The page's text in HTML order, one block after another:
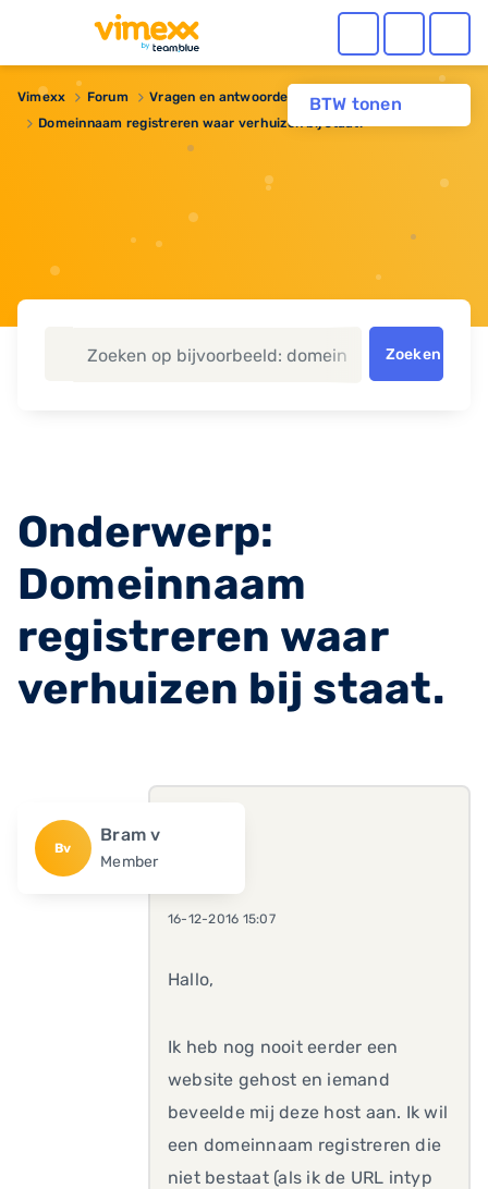
BTW tonen
Vimexx Forum Vragen en antwoorden
Domeinnaam
Domeinnaam registreren waar verhuizen bij staat.
Zoeken
Onderwerp:
Domeinnaam
registreren waar
verhuizen bij staat.
Bv
Bram v
Member
16-12-2016 15:07
Hallo,
Ik heb nog nooit eerder een
website gehost en iemand
beveelde mij deze host aan. Ik wil
een domeinnaam registreren die
niet bestaat (als ik de URL intyp